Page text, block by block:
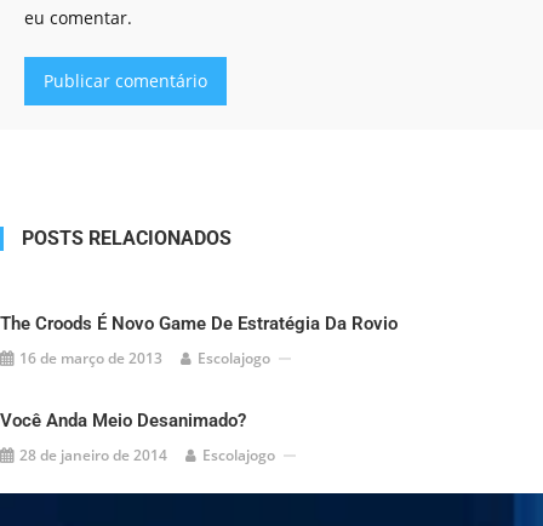
eu comentar.
POSTS RELACIONADOS
The Croods É Novo Game De Estratégia Da Rovio
16 de março de 2013 Escolajogo
Você Anda Meio Desanimado?
28 de janeiro de 2014 Escolajogo